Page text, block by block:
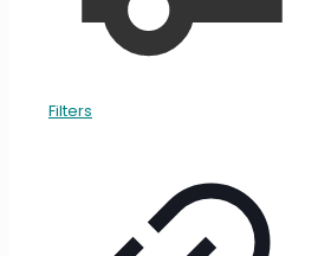
Filters